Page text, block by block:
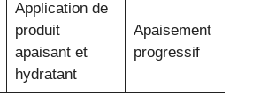
Application de
produit
apaisant et
hydratant
Apaisement
progressif